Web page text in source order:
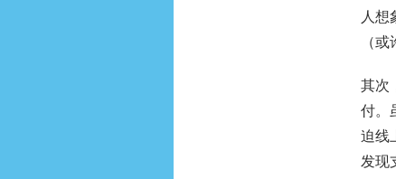
人想
（
其次
付。
迫线
发现